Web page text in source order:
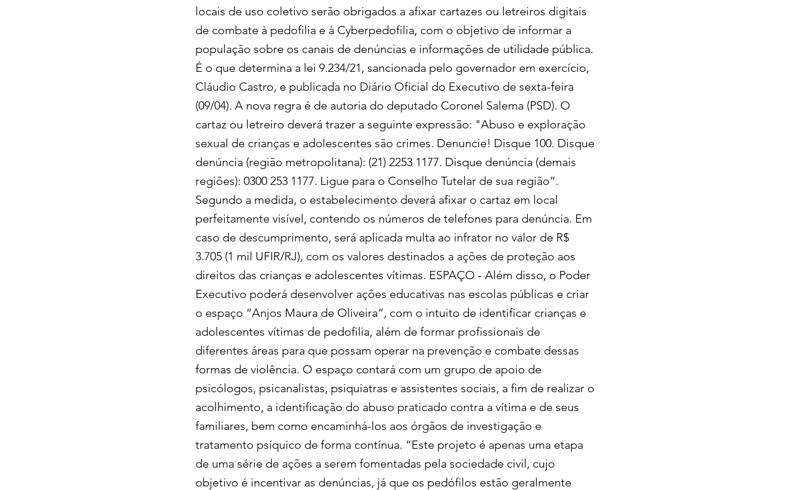
locais de uso coletivo serão obrigados a afixar cartazes ou letreiros digitais
de combate à pedofilia e à Cyberpedofilia, com o objetivo de informar a
população sobre os canais de denúncias e informações de utilidade pública.
É o que determina a lei 9.234/21, sancionada pelo governador em exercício,
Cláudio Castro, e publicada no Diário Oficial do Executivo de sexta-feira
(09/04). A nova regra é de autoria do deputado Coronel Salema (PSD). O
cartaz ou letreiro deverá trazer a seguinte expressão: "Abuso e exploração
sexual de crianças e adolescentes são crimes. Denuncie! Disque 100. Disque
denúncia (região metropolitana): (21) 2253 1177. Disque denúncia (demais
regiões): 0300 253 1177. Ligue para o Conselho Tutelar de sua região”.
Segundo a medida, o estabelecimento deverá afixar o cartaz em local
perfeitamente visível, contendo os números de telefones para denúncia. Em
caso de descumprimento, será aplicada multa ao infrator no valor de R$
3.705 (1 mil UFIR/RJ), com os valores destinados a ações de proteção aos
direitos das crianças e adolescentes vítimas. ESPAÇO - Além disso, o Poder
Executivo poderá desenvolver ações educativas nas escolas públicas e criar
o espaço “Anjos Maura de Oliveira”, com o intuito de identificar crianças e
adolescentes vítimas de pedofilia, além de formar profissionais de
diferentes áreas para que possam operar na prevenção e combate dessas
formas de violência. O espaço contará com um grupo de apoio de
psicólogos, psicanalistas, psiquiatras e assistentes sociais, a fim de realizar o
acolhimento, a identificação do abuso praticado contra a vítima e de seus
familiares, bem como encaminhá-los aos órgãos de investigação e
tratamento psíquico de forma contínua. “Este projeto é apenas uma etapa
de uma série de ações a serem fomentadas pela sociedade civil, cujo
objetivo é incentivar as denúncias, já que os pedófilos estão geralmente